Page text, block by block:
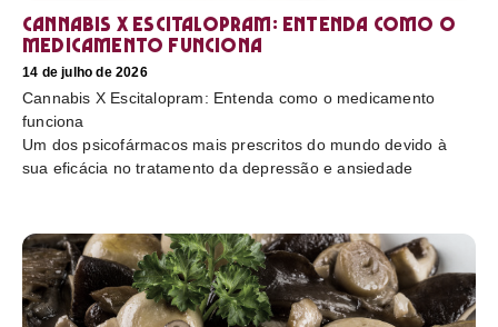
Cannabis X Escitalopram: Entenda como o
medicamento funciona
14 de julho de 2026
Cannabis X Escitalopram: Entenda como o medicamento
funciona
Um dos psicofármacos mais prescritos do mundo devido à
sua eficácia no tratamento da depressão e ansiedade